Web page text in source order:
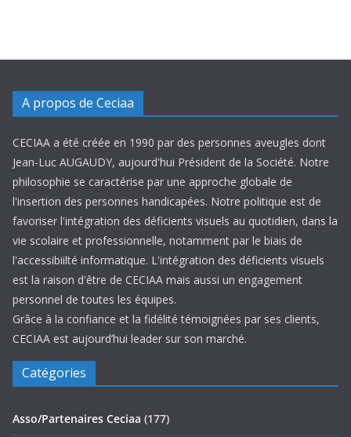
A propos de Ceciaa
CECIAA a été créée en 1990 par des personnes aveugles dont
Jean-Luc AUGAUDY, aujourd'hui Président de la Société. Notre
philosophie se caractérise par une approche globale de
l'insertion des personnes handicapées. Notre politique est de
favoriser l'intégration des déficients visuels au quotidien, dans la
vie scolaire et professionnelle, notamment par le biais de
l'accessibiilté informatique. L'intégration des déficients visuels
est la raison d'être de CECIAA mais aussi un engagement
personnel de toutes les équipes.
Grâce à la confiance et la fidélité témoignées par ses clients,
CECIAA est aujourd’hui leader sur son marché.
Catégories
Asso/Partenaires Ceciaa (177)